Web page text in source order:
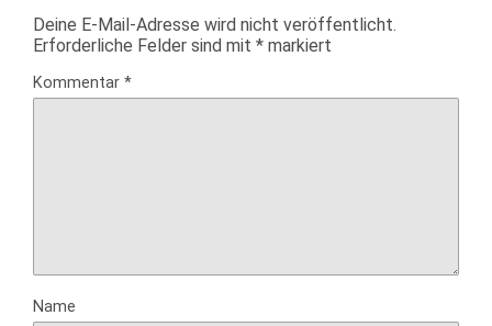
Deine E-Mail-Adresse wird nicht veröffentlicht.
Erforderliche Felder sind mit * markiert
Kommentar *
Name